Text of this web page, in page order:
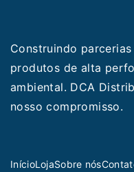
Construindo
produtos de alta
ambiental. DCA
nosso compromisso.
InícioLojaSobre nós